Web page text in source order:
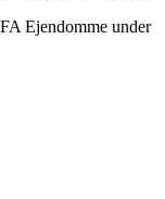
Ejendomme under